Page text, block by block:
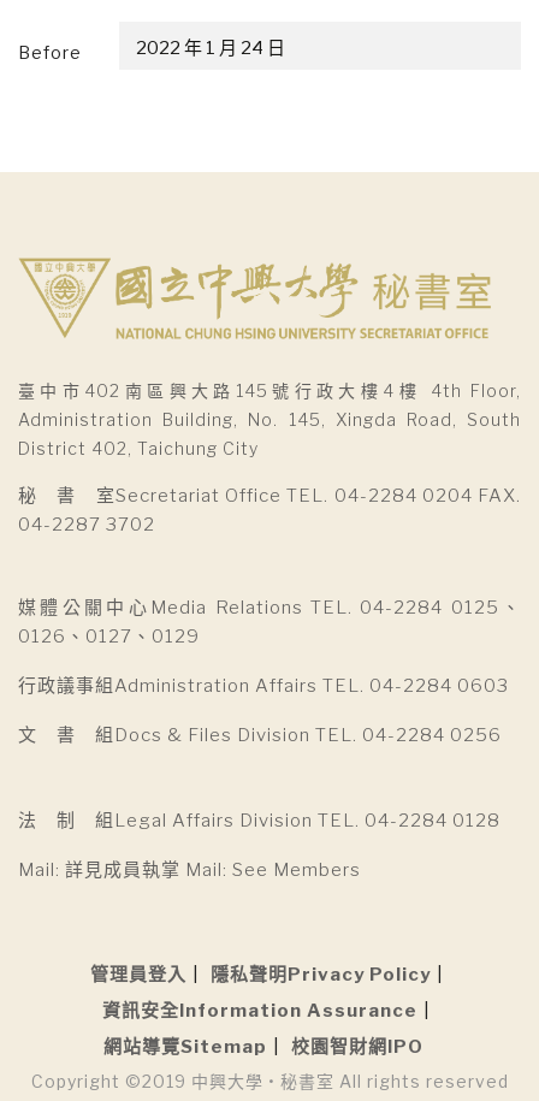
Before
臺中市402南區興大路145號行政大樓4樓 4th Floor,
Administration Building, No. 145, Xingda Road, South
District 402, Taichung City
秘 書 室Secretariat Office TEL. 04-2284 0204 FAX.
04-2287 3702
媒體公關中心Media Relations TEL. 04-2284 0125、
0126、0127、0129
行政議事組Administration Affairs TEL. 04-2284 0603
文 書 組Docs & Files Division TEL. 04-2284 0256
法 制 組Legal Affairs Division TEL. 04-2284 0128
Mail: 詳見成員執掌 Mail: See Members
管理員登入
隱私聲明Privacy Policy
資訊安全Information Assurance
網站導覽Sitemap
校園智財網IPO
Copyright ©2019 中興大學 • 秘書室 All rights reserved